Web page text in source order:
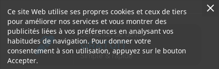
Demande de devis
GRATUIT
Simple & rapide
Ce site Web utilise ses propres cookies et ceux de tiers
pour améliorer nos services et vous montrer des
publicités liées à vos préférences en analysant vos
habitudes de navigation. Pour donner votre
consentement à son utilisation, appuyez sur le bouton
Accepter.